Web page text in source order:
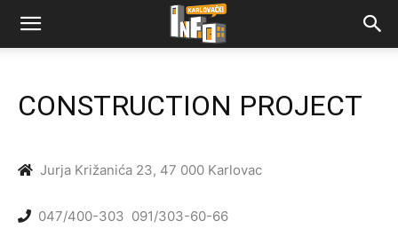
CONSTRUCTION PROJECT
Jurja Križanića 23, 47 000 Karlovac
047/400-303 091/303-60-66